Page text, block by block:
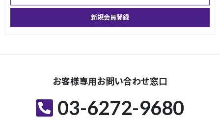
新規会員登録
お客様専用お問い合わせ窓口
03-6272-9680